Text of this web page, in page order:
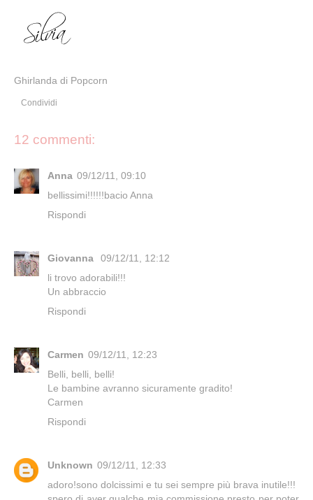
Ghirlanda di Popcorn
Condividi
12 commenti:
Anna 09/12/11, 09:10
bellissimi!!!!!!bacio Anna
Rispondi
Giovanna
09/12/11, 12:12
li trovo adorabili!!!
Un abbraccio
Rispondi
Carmen 09/12/11, 12:23
Belli, belli, belli!
Le bambine avranno sicuramente gradito!
Carmen
Rispondi
Unknown 09/12/11, 12:33
adoro!sono dolcissimi e tu sei sempre più brava inutile!!!